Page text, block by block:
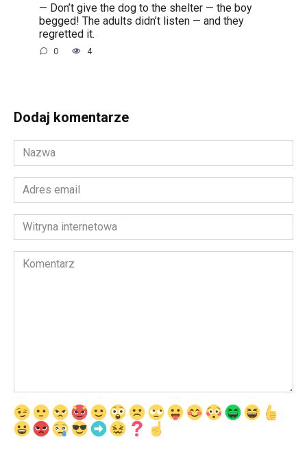
— Don’t give the dog to the shelter — the boy
begged! The adults didn’t listen — and they
regretted it.
0 4
Dodaj komentarze
Nazwa
*
Adres
email
*Witryna
internetowa
Komentarz